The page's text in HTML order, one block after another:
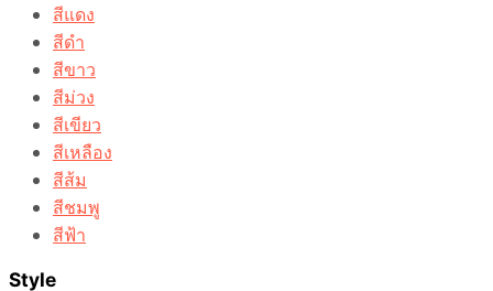
สีแดง
สีดำ
สีขาว
สีม่วง
สีเขียว
สีเหลือง
สีส้ม
สีชมพู
สีฟ้า
Style